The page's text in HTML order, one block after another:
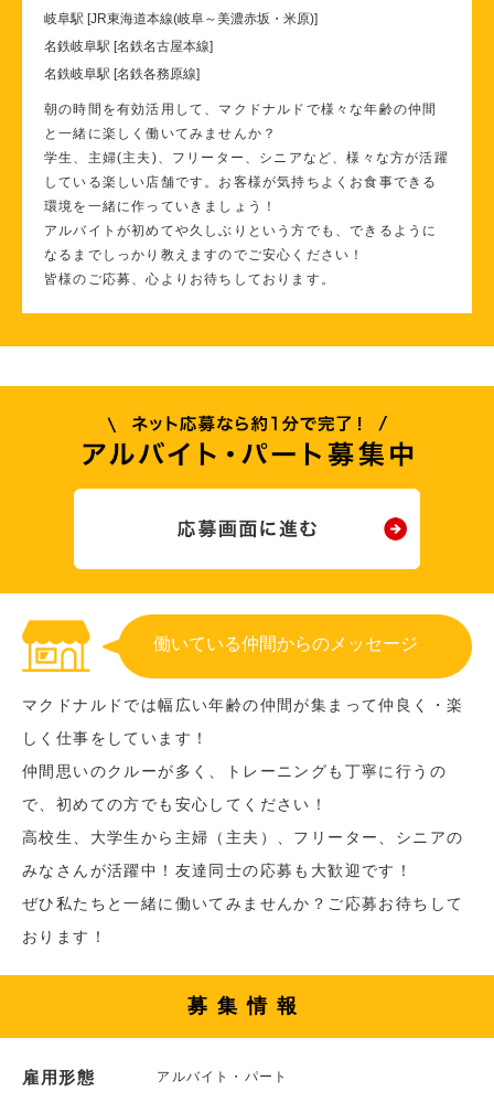
岐阜駅 [JR東海道本線(岐阜～美濃赤坂・米原)]
名鉄岐阜駅 [名鉄名古屋本線]
名鉄岐阜駅 [名鉄各務原線]
朝の時間を有効活用して、マクドナルドで様々な年齢の仲間
と一緒に楽しく働いてみませんか？
学生、主婦(主夫)、フリーター、シニアなど、様々な方が活躍
している楽しい店舗です。お客様が気持ちよくお食事できる
環境を一緒に作っていきましょう！
アルバイトが初めてや久しぶりという方でも、できるように
なるまでしっかり教えますのでご安心ください！
皆様のご応募、心よりお待ちしております。
働いている仲間からのメッセージ
マクドナルドでは幅広い年齢の仲間が集まって仲良く・楽
しく仕事をしています！
仲間思いのクルーが多く、トレーニングも丁寧に行うの
で、初めての方でも安心してください！
高校生、大学生から主婦（主夫）、フリーター、シニアの
みなさんが活躍中！友達同士の応募も大歓迎です！
ぜひ私たちと一緒に働いてみませんか？ご応募お待ちして
おります！
募集情報
雇用形態 アルバイト・パート